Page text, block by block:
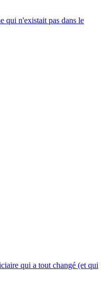
qui n'existait pas dans le
qui a tout changé (et qui